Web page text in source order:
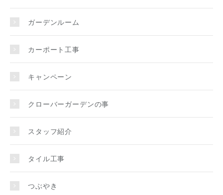
ガーデンルーム
カーポート工事
キャンペーン
クローバーガーデンの事
スタッフ紹介
タイル工事
つぶやき